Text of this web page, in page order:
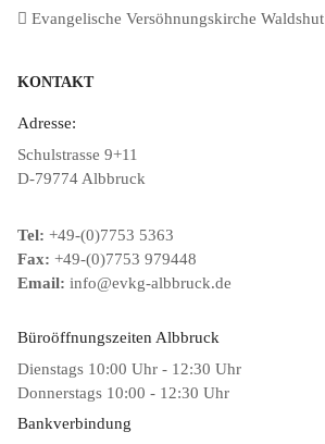
Evangelische Versöhnungskirche Waldshut
KONTAKT
Adresse:
Schulstrasse 9+11
D-79774 Albbruck
Tel: +49-(0)7753 5363
Fax: +49-(0)7753 979448
Email: info@evkg-albbruck.de
Büroöffnungszeiten Albbruck
Dienstags 10:00 Uhr - 12:30 Uhr
Donnerstags 10:00 - 12:30 Uhr
Bankverbindung